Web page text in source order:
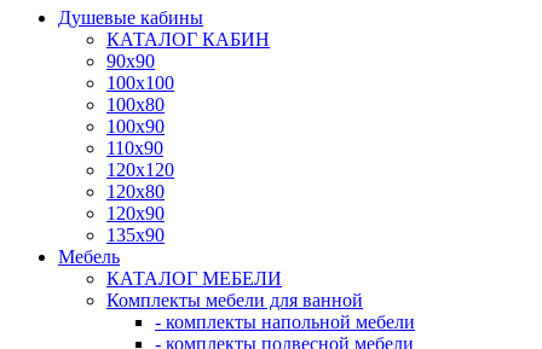
Душевые кабины
КАТАЛОГ КАБИН
90x90
100x100
100x80
100x90
110x90
120x120
120x80
120x90
135x90
Мебель
КАТАЛОГ МЕБЕЛИ
Комплекты мебели для ванной
- комплекты напольной мебели
- комплекты подвесной мебели